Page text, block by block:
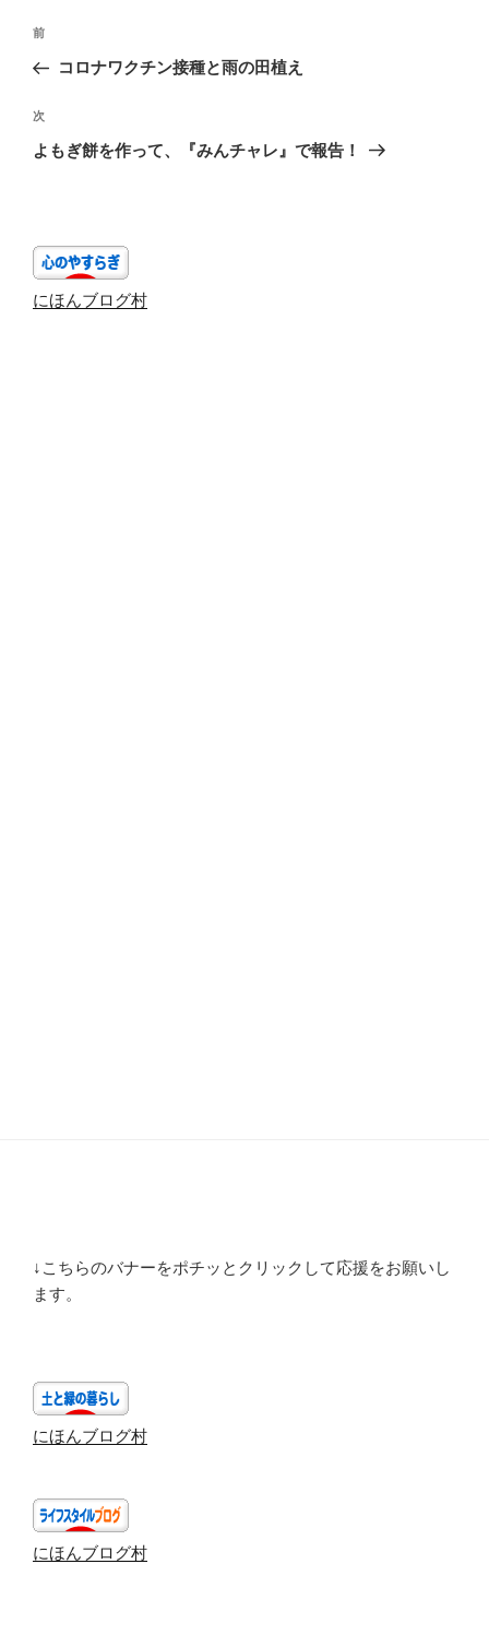
投
ナ
ビ
ゲ
ン
前
の
稿
前
コロナワクチン接種と雨の田植え
次
の
次
よもぎ餅を作って、『みんチャレ』で報告！
にほんブログ村
↓こちらのバナーをポチッとクリックして応援をお願いし
ます。
にほんブログ村
にほんブログ村